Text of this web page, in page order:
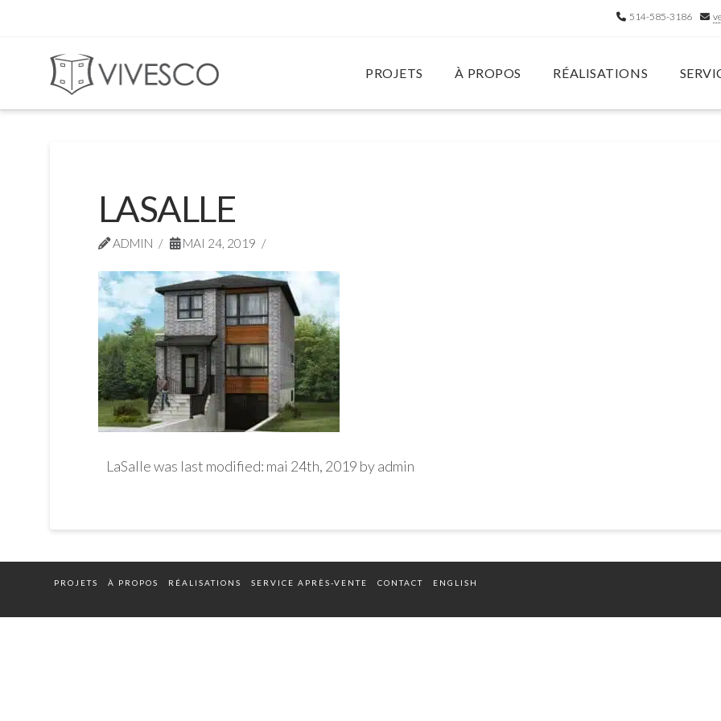
514-585-3186
PROJETS À PROPOS RÉALISATIONS
LASALLE
ADMIN MAI 24, 2019
LaSallewas last modified: mai 24th, 2019 byadmin
PROJETS À PROPOS RÉALISATIONS SERVICE APRÈS-VENTE CONTACT ENGLISH